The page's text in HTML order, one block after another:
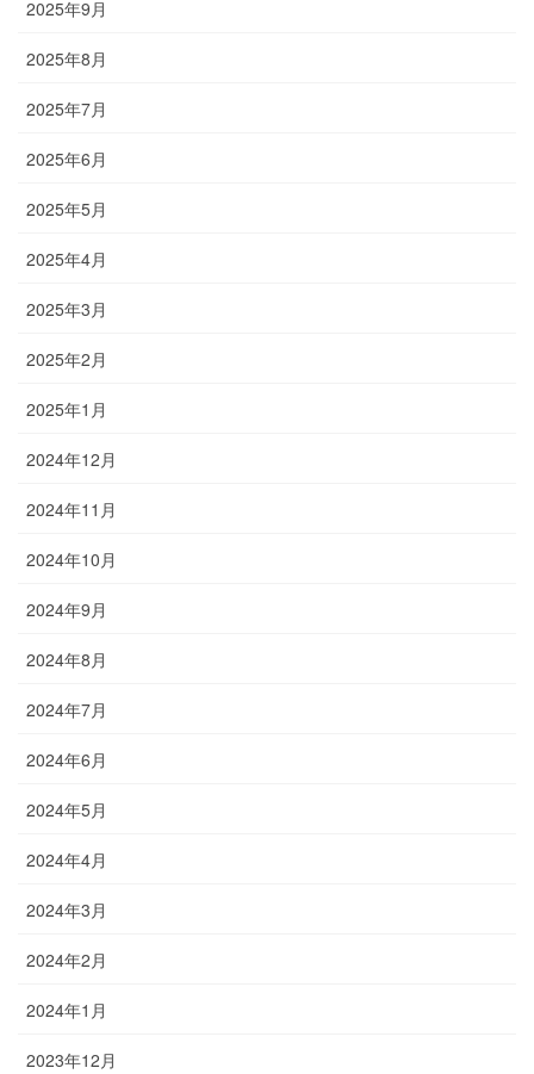
2025年9月
2025年8月
2025年7月
2025年6月
2025年5月
2025年4月
2025年3月
2025年2月
2025年1月
2024年12月
2024年11月
2024年10月
2024年9月
2024年8月
2024年7月
2024年6月
2024年5月
2024年4月
2024年3月
2024年2月
2024年1月
2023年12月